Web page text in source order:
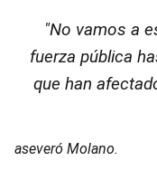
"No vamos a
fuerza pública
que han
aseveró Molano.